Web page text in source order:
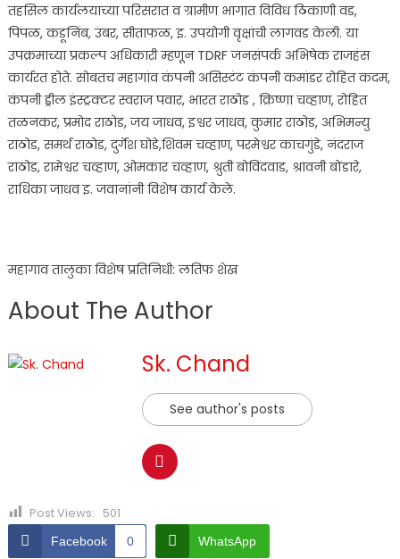
तहसिल कार्यलयाच्या परिसरात व ग्रामीण भागात विविध ठिकाणी वड,
पिंपळ, कडूनिंब, उंबर, सीताफळ, इ. उपयोगी वृक्षांची लागवड केली. या
उपक्रमाच्या प्रकल्प अधिकारी म्हणून TDRF जनसंपर्क अभिषेक राजहंस
कार्यरत होते. सोबतच महागांव कंपनी असिस्टंट कंपनी कमांडर रोहित कदम,
कंपनी ड्रील इंस्ट्रक्टर स्वराज पवार, भारत राठोड , क्रिष्णा चव्हाण, रोहित
तळनकर, प्रमोद राठोड, जय जाधव, इश्वर जाधव, कुमार राठोड, अभिमन्यु
राठोड, समर्थ राठोड, दुर्गेश घोडे,शिवम चव्हाण, परमेश्वर काचगुंडे, नंदराज
राठोड, रामेश्वर चव्हाण, ओमकार चव्हाण, श्रुती बोविंदवाड, श्रावनी बोंडारे,
राधिका जाधव इ. जवानांनी विशेष कार्य केले.
महागाव तालुका विशेष प्रतिनिधी: लतिफ शेख
About The Author
Sk. Chand
See author's posts
Post Views: 501
Facebook 0 WhatsApp